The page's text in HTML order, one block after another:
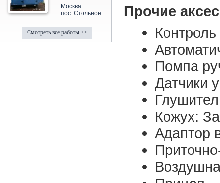
Москва,
пос. Стольное
Смотреть все работы >>
Прочие
Контроль
Помпа
Датчики
Кожух:
Адаптор